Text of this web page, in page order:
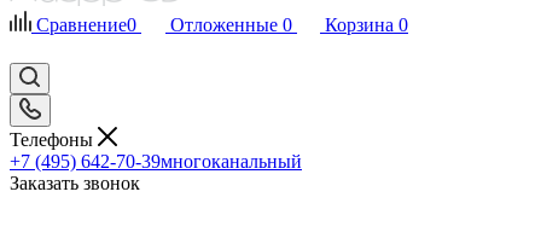
Сравнение0 Отложенные 0 Корзина 0
Телефоны
+7 (495) 642-70-39многоканальный
Заказать звонок